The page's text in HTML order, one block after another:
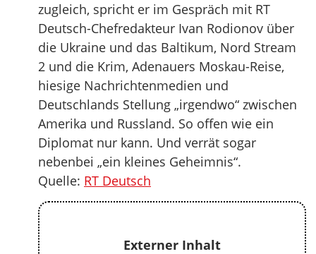
zugleich, spricht er im Gespräch mit RT
Deutsch-Chefredakteur Ivan Rodionov über
die Ukraine und das Baltikum, Nord Stream
2 und die Krim, Adenauers Moskau-Reise,
hiesige Nachrichtenmedien und
Deutschlands Stellung „irgendwo“ zwischen
Amerika und Russland. So offen wie ein
Diplomat nur kann. Und verrät sogar
nebenbei „ein kleines Geheimnis“.
Quelle: RT Deutsch
Externer Inhalt